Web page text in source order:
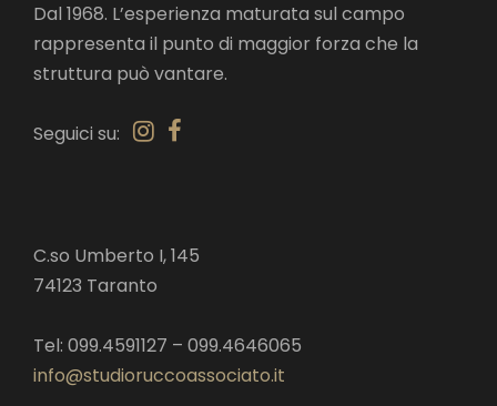
Dal 1968. L’esperienza maturata sul campo
rappresenta il punto di maggior forza che la
struttura può vantare.
Seguici su:
C.so Umberto I, 145
74123 Taranto
Tel: 099.4591127 – 099.4646065
info@studioruccoassociato.it